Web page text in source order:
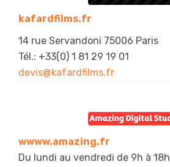
kafardfilms.fr
14 rue Servandoni 75006 Paris
Tél.: +33(0) 1 81 29 19 01
devis@kafardfilms.fr
wwww.amazing.fr
Du lundi au vendredi de 9h à 18h